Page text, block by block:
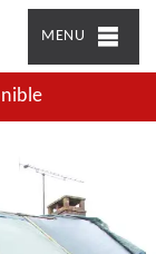
MENU